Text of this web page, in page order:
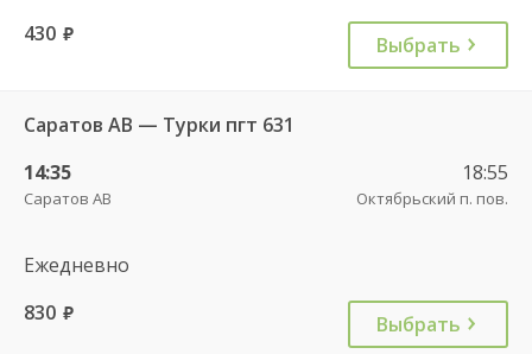
430 руб. Выбрать
Саратов АВ — Турки пгт 631
14:35
Саратов АВ
18:55
Октябрьский п. пов.
Ежедневно
830 руб. Выбрать